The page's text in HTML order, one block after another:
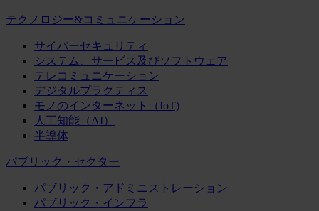
テクノロジー&コミュニケーション
サイバーセキュリティ
システム、サービス及びソフトウェア
テレコミュニケーション
デジタルプラクティス
モノのインターネット（IoT)
人工知能（AI）
半導体
パブリック・セクター
パブリック・アドミニストレーション
パブリック・インフラ